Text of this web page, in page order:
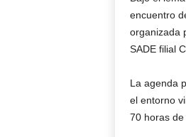
encuentro
organizada
SADE filial
La agenda
el entorno
70 horas de